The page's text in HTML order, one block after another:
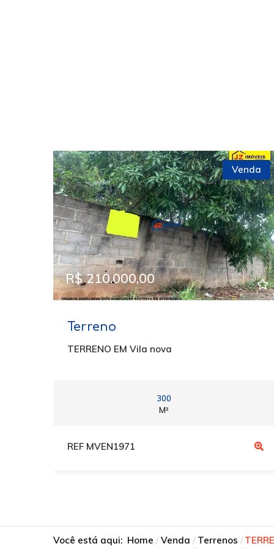
Venda
R$ 210.000,00
Terreno
TERRENO EM Vila nova
300
M²
REF MVEN1971
Você está aqui: Home Venda Terrenos